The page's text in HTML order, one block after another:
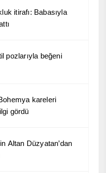
itirafı: Babasıyla
pozlarıyla beğeni
kareleri
gördü
Altan Düzyatan’dan